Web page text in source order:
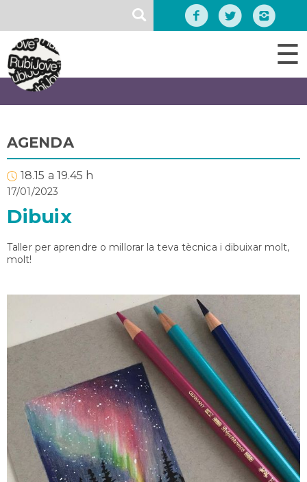
contingut
☰
AGENDA
18.15 a 19.45 h
17/01/2023
Dibuix
Taller per aprendre o millorar la teva tècnica i dibuixar molt,
molt!